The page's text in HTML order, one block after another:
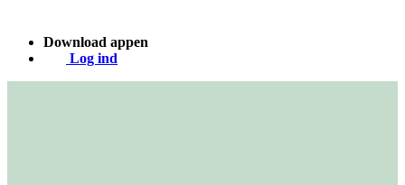
Download appen
Log ind